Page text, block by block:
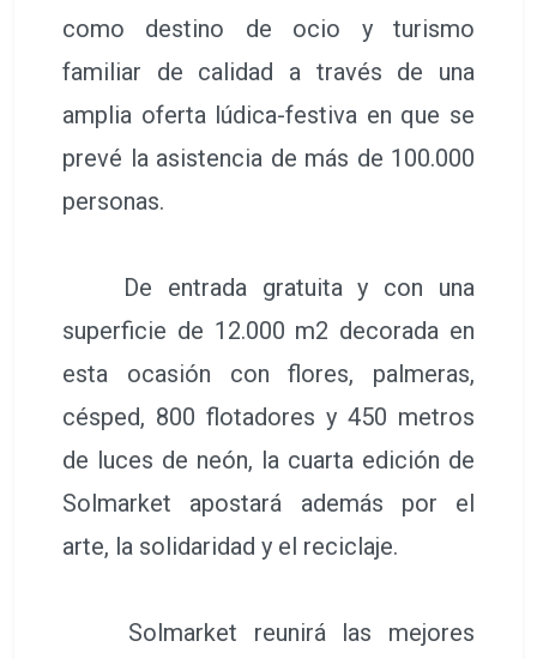
como destino de ocio y turismo
familiar de calidad a través de una
amplia oferta lúdica-festiva en que se
prevé la asistencia de más de 100.000
personas.
De entrada gratuita y con una
superficie de 12.000 m2 decorada en
esta ocasión con flores, palmeras,
césped, 800 flotadores y 450 metros
de luces de neón, la cuarta edición de
Solmarket apostará además por el
arte, la solidaridad y el reciclaje.
Solmarket reunirá las mejores